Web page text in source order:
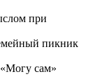
при
пикник
«Могу сам»